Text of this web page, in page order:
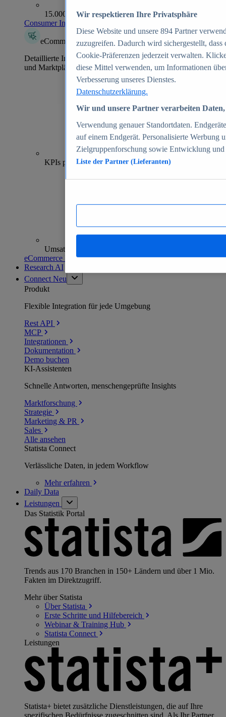
15.000+ Marken
Consumer Insights entdecken
eCommerce Insights
Detaillierte Informationen zu mehr als 39.000 Online-Shops
und Marktplätzen
70+
KPIs pro Shop
Umsatzanalysen und -prognosen
eCommerce Insights entdecken
Research AI
Connect Neu
Produkt
Flexible Integration für jede Umgebung
Rest API
MCP
Integrationen
Dokumentation
Demo buchen
KI-Assistenten
Schnelle Antworten, menschengeprüfte Insights
Marktforschung
Strategie
Marketing & PR
Sales
Alle ansehen
Statista Connect
Verlässliche Daten, in jedem Workflow
Mehrerfahren
Daily Data
Leistungen
Das Statistik Portal
Trends aus 170 Branchen in 150+ Ländern und über 1 Mio.
Fakten im Direktzugriff.
Mehr über Statista
Über Statista
Erste Schritte und Hilfebereich
Webinar & Training Hub
Statista Connect
Leistungen
Statista+ bietet zusätzliche Dienstleistungen, die auf Ihre
spezifischen Bedürfnisse zugeschnitten sind. Als Ihr Partner
Wir respektieren Ihre Privatsphäre
Diese Website und unsere 894 Partner
zuzugreifen. Dadurch wird sichergestellt,
Cookie-Präferenzen jederzeit verwalten.
diese Mittel verwenden, um Informationen
Verbesserung unseres Dienstes.
Datenschutzerklärung.
Wir und unsere Partner verarbeiten
Verwendung genauer Standortdaten.
auf einem Endgerät. Personalisierte Werbung
Zielgruppenforschung sowie Entwicklung
Liste der Partner (Lieferanten)